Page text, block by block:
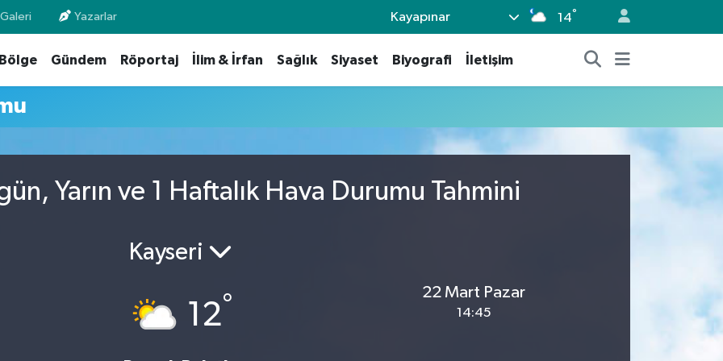
Yazarlar Kayapınar 14°
Bölge Gündem Röportaj İlim & İrfan Sağlık Siyaset Biyografi İletişim
Yarın ve 1 Haftalık Hava Durumu Tahmini
Kayseri
12°
22 Mart Pazar
14:45